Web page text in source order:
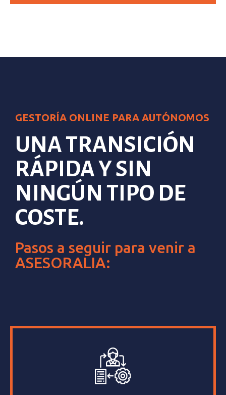
GESTORÍA ONLINE PARA AUTÓNOMOS
UNA TRANSICIÓN
RÁPIDA Y SIN
NINGÚN TIPO DE
COSTE.
Pasos a seguir para venir a
ASESORALIA: